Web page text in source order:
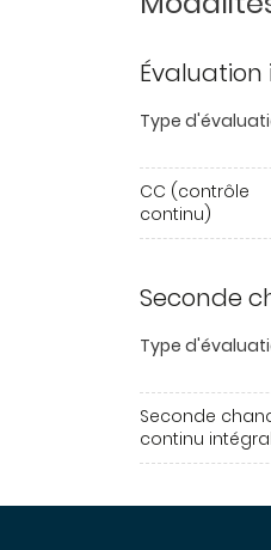
Évaluation
Type
CC (contrôle
continu)
Seconde
Type
Seconde
continu